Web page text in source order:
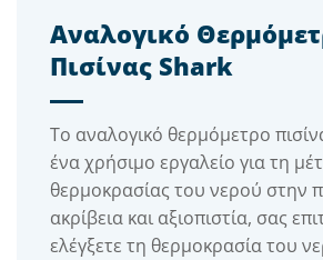
Αναλογικό
Πισίνας Shark
Το αναλογικό θερμόμετρο
ένα χρήσιμο εργαλείο για τη
θερμοκρασίας του νερού στην
ακρίβεια και αξιοπιστία, σας
ελέγξετε τη θερμοκρασία του